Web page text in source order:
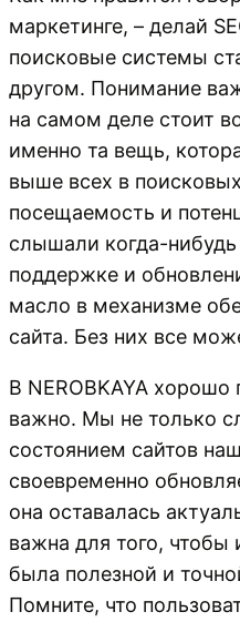
маркетинге, – делай
поисковые системы
другом. Понимание
на самом деле стоит
именно та вещь,
выше всех в
посещаемость и
слышали когда-нибудь
поддержке и
масло в механизме
сайта. Без них все
В NEROBKAYA хорошо
важно. Мы не только
состоянием сайтов
своевременно
она оставалась
важна для того, чтобы
была полезной и
Помните, что